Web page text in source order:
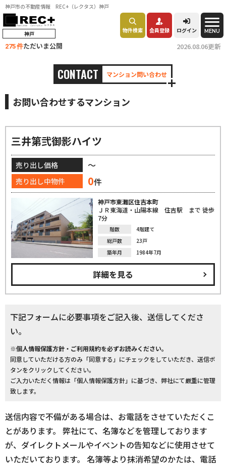
神戸市の不動産情報 REC+（レクタス）神戸
神戸 物件検索 会員登録 ログイン MENU
275 件ただいま公開 2026.08.06更新
CONTACT マンション問い合わせ
お問い合わせするマンション
三井第弐御影ハイツ
売り出し価格 ～
売り出し中物件 0件
神戸市東灘区住吉本町
ＪＲ東海道・山陽本線 住吉駅 まで 徒歩
7分
階数
4階建て
総戸数
23戸
築年月
1984年7月
詳細を見る
下記フォームに必要事項をご記入後、送信してくださ
い。
※個人情報保護方針・ご利用規約を必ずお読みください。
同意していただける方のみ「同意する」にチェックをしていただき、送信ボ
タンをクリックしてください。
ご入力いただく情報は「個人情報保護方針」に基づき、弊社にて厳重に管理
致します。
送信内容で不備がある場合は、お電話をさせていただくこ
とがあります。 弊社にて、名簿などを管理しております
が、ダイレクトメールやイベントの告知などに使用させて
いただいております。 名簿等より抹消希望のかたは、電話